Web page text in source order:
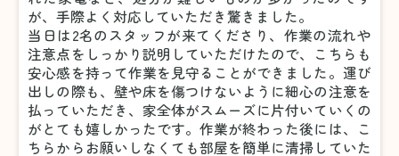
が、手際よく対応していただき驚きました。
当日は2名のスタッフが来てくださり、作業の流れや
注意点をしっかり説明していただけたので、こちらも
安心感を持って作業を見守ることができました。運び
出しの際も、壁や床を傷つけないように細心の注意を
払っていただき、家全体がスムーズに片付いていくの
がとても嬉しかったです。作業が終わった後には、こ
ちらからお願いしなくても部屋を簡単に清掃していた